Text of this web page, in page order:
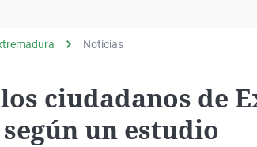
Operación Viuda
Negra
Navarra
Noticias
ciudadanos de
un estudio